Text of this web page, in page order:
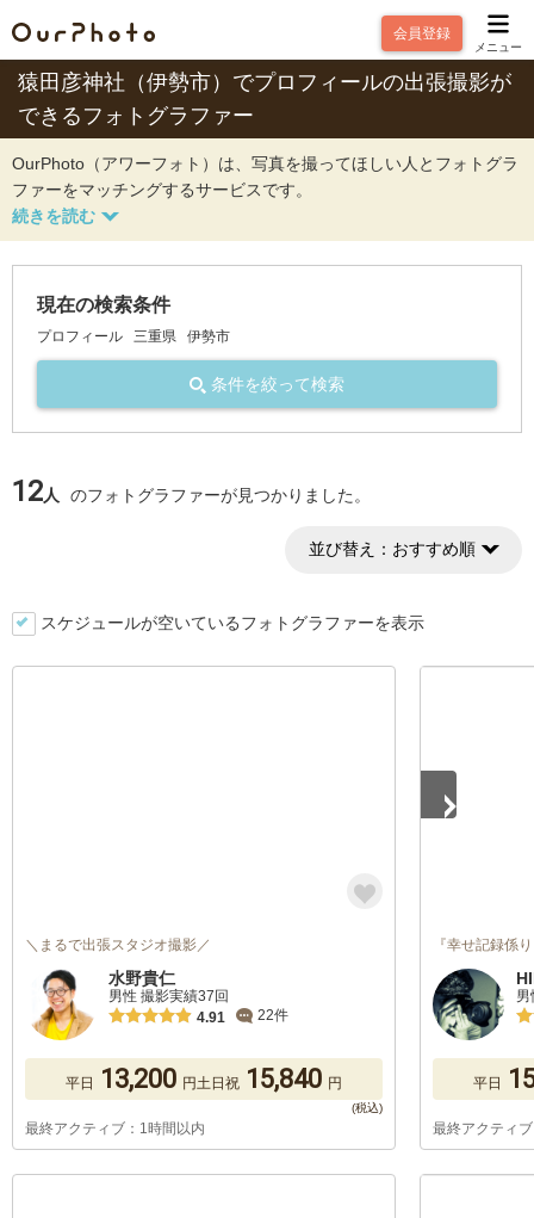
会員登録
メニュー
猿田彦神社（伊勢市）でプロフィールの出張撮影が
できるフォトグラファー
OurPhoto（アワーフォト）は、写真を撮ってほしい人とフォトグラ
ファーをマッチングするサービスです。
現在の検索条件
プロフィール 三重県 伊勢市
条件を絞って検索
12人 のフォトグラファーが見つかりました。
並び替え： おすすめ順
スケジュールが空いているフォトグラファーを表示
＼まるで出張スタジオ撮影／
水野貴仁
男性 撮影実績37回
4.91
22件
平日 13,200 円土日祝 15,840 円
最終アクティブ：1時間以内
『幸せ記録係
平日
最終アクティ